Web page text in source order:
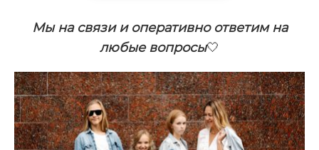
Мы на связи и оперативно ответим на
любые вопросы🤍